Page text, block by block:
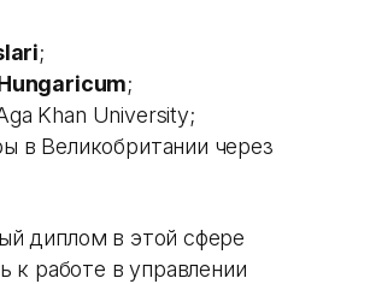
;
;
Khan University;
в Великобритании через
диплом в этой сфере
к работе в управлении